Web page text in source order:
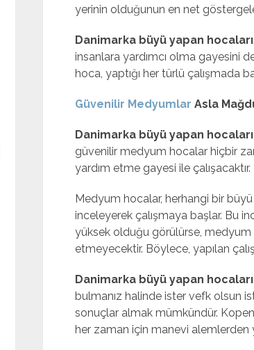
yerinin olduğunun en net
Danimarka büyü yapan hocaları
insanlara yardımcı olma gayesini
hoca, yaptığı her türlü çalışmada
Güvenilir Medyumlar Asla
Danimarka büyü yapan hocaları
güvenilir medyum hocalar hiçbir
yardım etme gayesi ile çalışacaktır.
Medyum hocalar, herhangi bir
inceleyerek çalışmaya başlar. Bu
yüksek olduğu görülürse, medyum
etmeyecektir. Böylece, yapılan
Danimarka büyü yapan hocaları
bulmanız halinde ister vefk olsun
sonuçlar almak mümkündür.
her zaman için manevi alemlerden